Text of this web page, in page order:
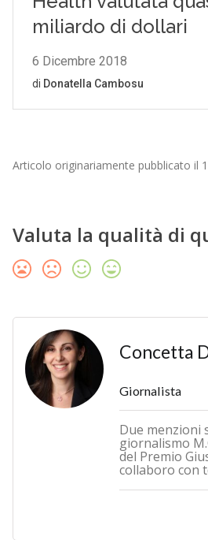
Articolo originariamente pubblicato il
Valuta la qualità di
Concetta
Giornalista
Due menzioni
giornalismo
del Premio
collaboro con